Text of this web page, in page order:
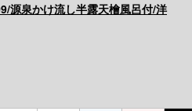
源泉かけ流し半露天檜風呂付/洋